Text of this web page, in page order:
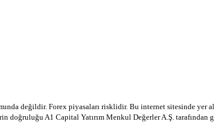
değildir. Forex piyasaları risklidir. Bu internet sitesinde
A1 Capital Yatırım Menkul Değerler A.Ş.